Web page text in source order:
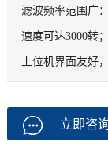
滤波频率范围广
速度可达3000转
上位机界面友好
立即咨